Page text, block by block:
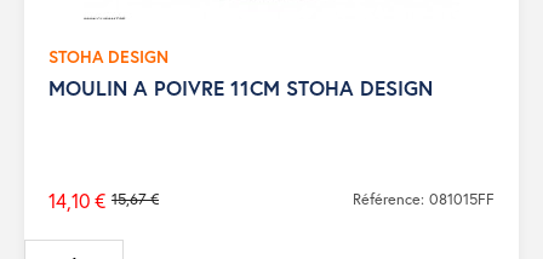
STOHA DESIGN
MOULIN A POIVRE 11CM STOHA DESIGN
Prix
de
15,67 €
14,10 € Référence: 081015FF